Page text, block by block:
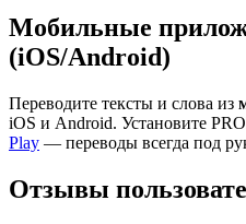
Мобильные
(iOS/Android)
Переводите тексты и слова из
iOS и Android. Установите
Play — переводы всегда под
Отзывы